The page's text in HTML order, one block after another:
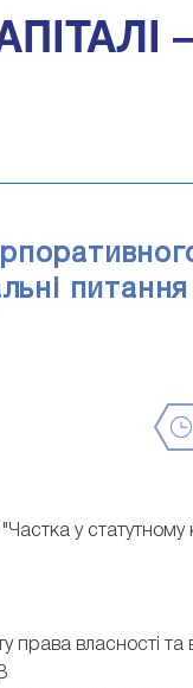
питання
у статутному
права власності